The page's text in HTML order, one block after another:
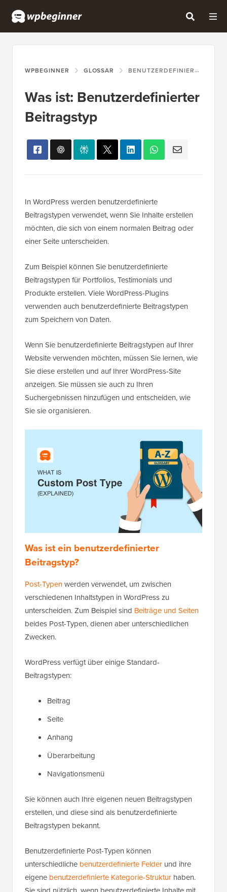
WPBEGINNER GLOSSAR BENUTZERDEFINIERTER BEITRAGSTYP
Was ist: Benutzerdefinierter
Beitragstyp
In WordPress werden benutzerdefinierte
Beitragstypen verwendet, wenn Sie Inhalte erstellen
möchten, die sich von einem normalen Beitrag oder
einer Seite unterscheiden.
Zum Beispiel können Sie benutzerdefinierte
Beitragstypen für Portfolios, Testimonials und
Produkte erstellen. Viele WordPress-Plugins
verwenden auch benutzerdefinierte Beitragstypen
zum Speichern von Daten.
Wenn Sie benutzerdefinierte Beitragstypen auf Ihrer
Website verwenden möchten, müssen Sie lernen, wie
Sie diese erstellen und auf Ihrer WordPress-Site
anzeigen. Sie müssen sie auch zu Ihren
Suchergebnissen hinzufügen und entscheiden, wie
Sie sie organisieren.
Was ist ein benutzerdefinierter
Beitragstyp?
Post-Typenwerden verwendet, um zwischen
verschiedenen Inhaltstypen in WordPress zu
unterscheiden. Zum Beispiel sind Beiträge und Seiten
beides Post-Typen, dienen aber unterschiedlichen
Zwecken.
WordPress verfügt über einige Standard-
Beitragstypen:
Beitrag
Seite
Anhang
Überarbeitung
Navigationsmenü
Sie können auch Ihre eigenen neuen Beitragstypen
erstellen, und diese sind als benutzerdefinierte
Beitragstypen bekannt.
Benutzerdefinierte Post-Typen können
unterschiedliche benutzerdefinierte Felder und ihre
eigene benutzerdefinierte Kategorie-Struktur haben.